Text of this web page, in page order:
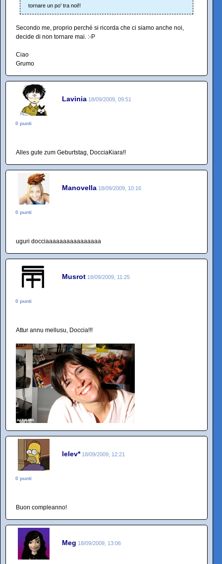
tornare un po' tra noi!!
Secondo me, proprio perché si ricorda che ci siamo anche noi,
decide di non tornare mai. :-P
Ciao
Grumo
Lavinia 18/09/2009, 09:51
0 punti
Alles gute zum Geburtstag, DocciaKiara!!
Manovella 18/09/2009, 10:16
0 punti
uguri docciaaaaaaaaaaaaaaaa
Musrot 18/09/2009, 11:25
0 punti
Attur annu mellusu, Doccia!!!
lelev* 18/09/2009, 12:21
0 punti
Buon compleanno!
Meg 18/09/2009, 13:06